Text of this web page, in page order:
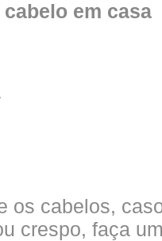
em casa
os cabelos,
crespo, faça